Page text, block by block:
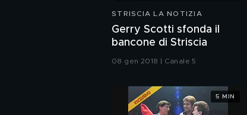
STRISCIA LA NOTIZIA
Gerry Scotti sfonda il
bancone di Striscia
08 gen 2018 | Canale 5
5 MIN